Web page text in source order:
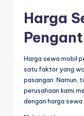
Harga
Harga sewa mobil
satu faktor yang
pasangan. Namun,
perusahaan kami
dengan harga